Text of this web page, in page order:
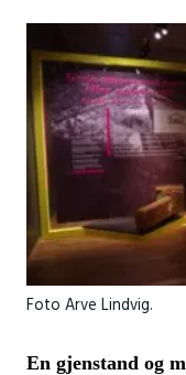
Foto Arve Lindvig.
En gjenstand og